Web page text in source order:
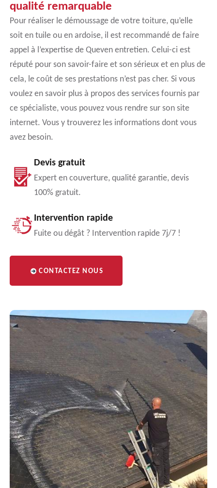
qualité remarquable
Pour réaliser le démoussage de votre toiture, qu’elle
soit en tuile ou en ardoise, il est recommandé de faire
appel à l’expertise de Queven entretien. Celui-ci est
réputé pour son savoir-faire et son sérieux et en plus de
cela, le coût de ses prestations n’est pas cher. Si vous
voulez en savoir plus à propos des services fournis par
ce spécialiste, vous pouvez vous rendre sur son site
internet. Vous y trouverez les informations dont vous
avez besoin.
Devis gratuit
Expert en couverture, qualité garantie, devis
100% gratuit.
Intervention rapide
Fuite ou dégât ? Intervention rapide 7j/7 !
CONTACTEZ NOUS